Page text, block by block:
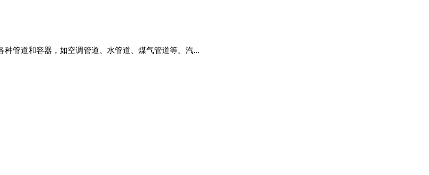
管道和容器，如空调管道、水管道、煤气管道等。汽...